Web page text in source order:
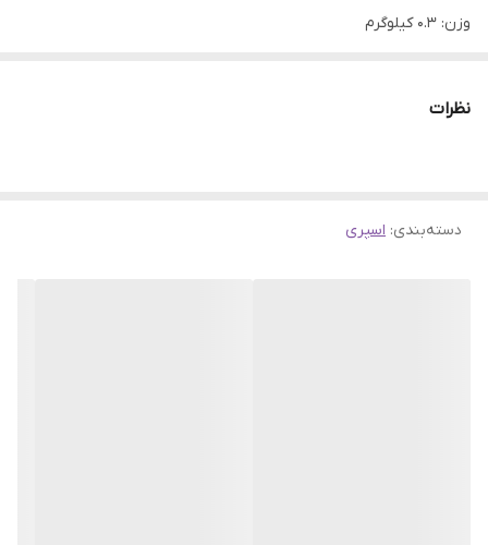
وزن: ۰.۳ کیلوگرم
برای تمیز کردن و محافظت کردن از کنتاکت‌های الکترونیکی - قابلیت از
نظرات
دسته‌بندی: اسپری